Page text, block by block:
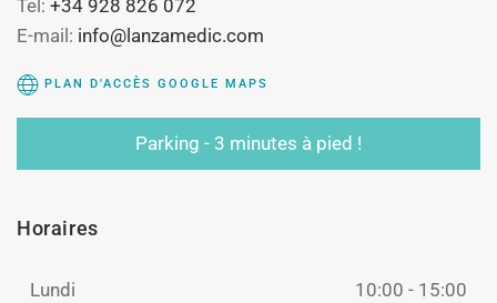
Tel: +34 928 826 072
E-mail: info@lanzamedic.com
PLAN D'ACCÈS GOOGLE MAPS
Parking - 3 minutes à pied !
Horaires
Lundi 10:00 - 15:00